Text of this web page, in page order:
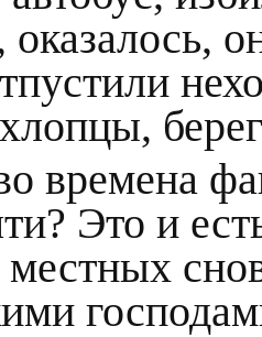
времена
Это и